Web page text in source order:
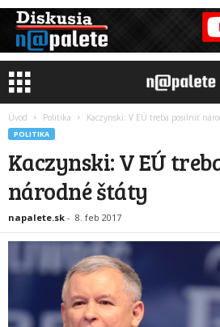
Úvod Politika Kaczynski: V EÚ treba posilniť
POLITIKA
Kaczynski: V EÚ
národné štáty
napalete.sk - 8. feb 2017